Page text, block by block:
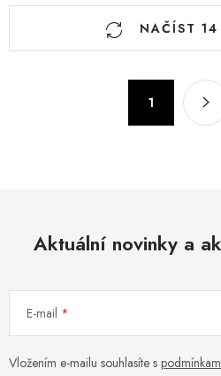
O
y
ý
p
NAČÍST
1
Aktuální novinky a
E-mail
Vložením e-mailu souhlasíte s